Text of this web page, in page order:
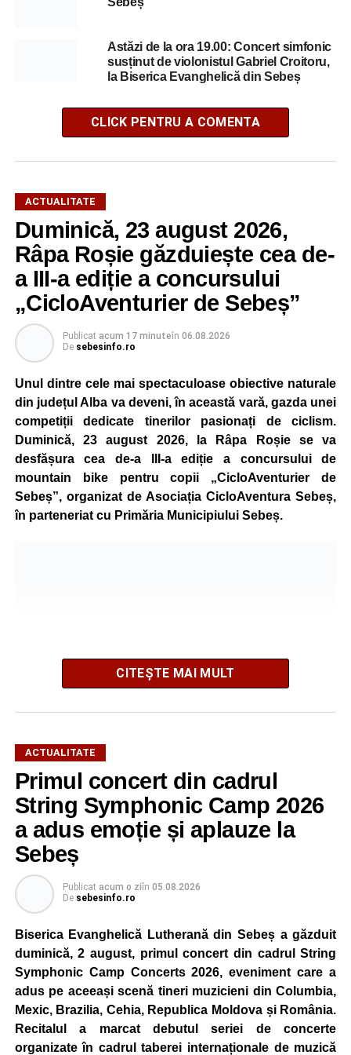
Astăzi de la ora 19.00: Concert simfonic
susținut de violonistul Gabriel Croitoru,
la Biserica Evanghelică din Sebeș
CLICK PENTRU A COMENTA
ACTUALITATE
Duminică, 23 august 2026,
Râpa Roșie găzduiește cea de-
a III-a ediție a concursului
„CicloAventurier de Sebeș”
Publicat acum 17 minuteîn 06.08.2026
De sebesinfo.ro
Unul dintre cele mai spectaculoase obiective naturale
din județul Alba va deveni, în această vară, gazda unei
competiții dedicate tinerilor pasionați de ciclism.
Duminică, 23 august 2026, la Râpa Roșie se va
desfășura cea de-a III-a ediție a concursului de
mountain bike pentru copii „CicloAventurier de
Sebeș”, organizat de Asociația CicloAventura Sebeș,
în parteneriat cu Primăria Municipiului Sebeș.
După două ediții organizate în Parcul Arini, competiția se
mută într-un nou decor, oferind participanților ocazia de a
concura într-un cadru natural deosebit. Evenimentul este
destinat copiilor și adolescenților cu vârste cuprinse între
5 și 18 ani, iar participarea este gratuită.
Organizatorii au pregătit trasee adaptate fiecărei categorii
de vârstă, astfel încât competiția să fie accesibilă atât
celor aflați la început de drum, cât și celor cu experiență în
mountain bike. La finalul întrecerii, cei mai bine clasați
concurenți vor fi recompensați cu premii în bani și premii
oferite de partenerii evenimentului.
Înaintea zilei de concurs, participanții își vor putea ridica
numerele de concurs, confirma înscrierile online sau se
CITEȘTE MAI MULT
ACTUALITATE
Primul concert din cadrul
String Symphonic Camp 2026
a adus emoție și aplauze la
Sebeș
Publicat acum o ziîn 05.08.2026
De sebesinfo.ro
Biserica Evanghelică Lutherană din Sebeș a găzduit
duminică, 2 august, primul concert din cadrul String
Symphonic Camp Concerts 2026, eveniment care a
adus pe aceeași scenă tineri muzicieni din Columbia,
Mexic, Brazilia, Cehia, Republica Moldova și România.
Recitalul a marcat debutul seriei de concerte
organizate în cadrul taberei internaționale de muzică